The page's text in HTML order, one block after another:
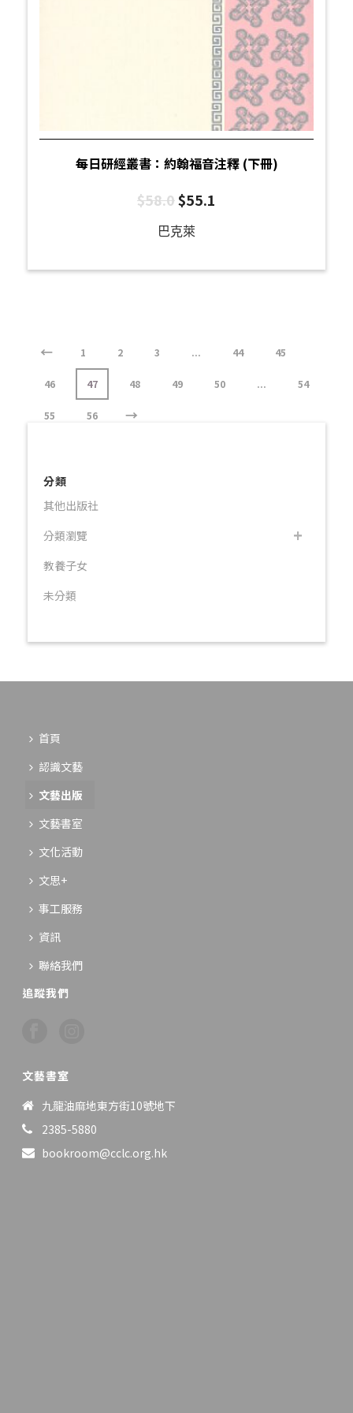
每日研經叢書：約翰福音注釋 (下冊)
$58.0$55.1
巴克萊
← 1 2 3 ... 44 45
46 47 48 49 50 ... 54
55 56 →
分類
其他出版社
分類瀏覽
教養子女
未分類
首頁
認識文藝
文藝出版
文藝書室
文化活動
文思+
事工服務
資訊
聯絡我們
追蹤我們
文藝書室
九龍油麻地東方街10號地下
2385-5880
bookroom@cclc.org.hk